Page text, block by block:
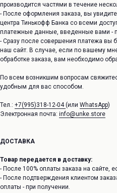
производится частями в течение
- После оформления заказа, вы
центра Тинькофф Банка со всеми
платежные данные, введенные вами -
- Сразу после совершения платежа вы
наш сайт. В случае, если по вашему
обработке заказа, вам необходимо
По всем возникшим вопросам
удобным для вас способом.
Тел.: +7(995)318-12-04(или WhatsApp)
Электронная почта: info@unke.store
ДОСТАВКА
Товар передается в доставку:
- После 100% оплаты заказа на сайте,
- После подтверждения клиентом
оплаты - при получении.